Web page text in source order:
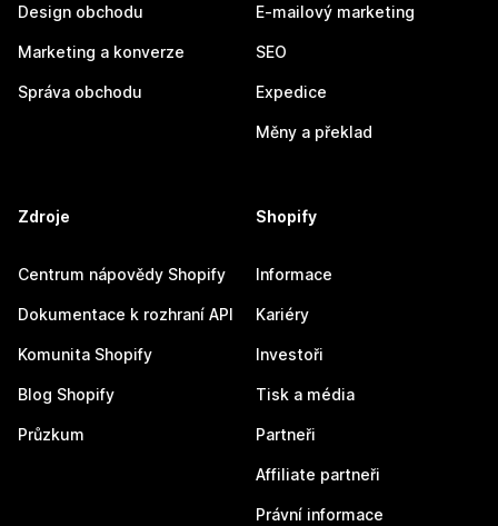
Design obchodu
Marketing a konverze
Správa obchodu
E-mailový marketing
SEO
Expedice
Měny a překlad
Zdroje
Centrum nápovědy Shopify
Dokumentace k rozhraní API
Komunita Shopify
Blog Shopify
Průzkum
Shopify
Informace
Kariéry
Investoři
Tisk a média
Partneři
Affiliate partneři
Právní informace